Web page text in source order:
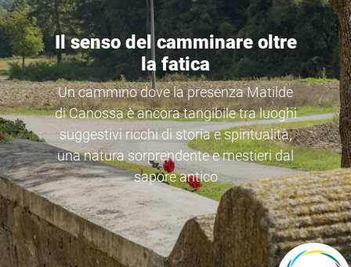
Il senso del camminare oltre
la fatica
Un cammino dove la presenza Matilde
di Canossa è ancora tangibile tra luoghi
suggestivi ricchi di storia e spiritualità,
una natura sorprendente e mestieri dal
sapore antico